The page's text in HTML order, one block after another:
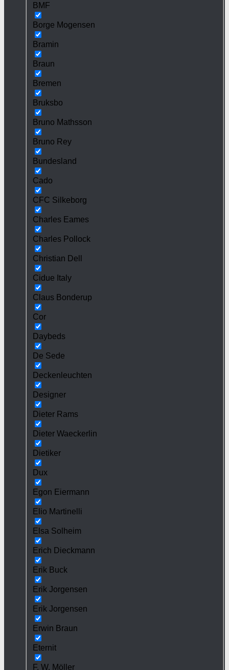
BMF
Borge Mogensen
Bramin
Braun
Bremen
Bruksbo
Bruno Mathsson
Bruno Rey
Bundesland
Cado
CFC Silkeborg
Charles Eames
Charles Pollock
Christian Dell
Cidue Italy
Claus Bonderup
Cor
Daybeds
De Sede
Deckenleuchten
Designer
Dieter Rams
Dieter Waeckerlin
Dietiker
Dux
Egon Eiermann
Elio Martinelli
Elsa Solheim
Erich Dieckmann
Erik Buck
Erik Jorgensen
Erik Jorgensen
Erwin Braun
Eternit
F. W. Möller